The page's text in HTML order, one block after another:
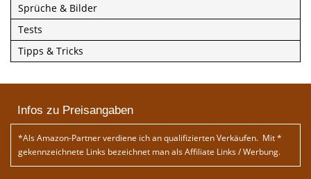
Sprüche & Bilder
Tests
Tipps & Tricks
Infos zu Preisangaben
*Als Amazon-Partner verdiene ich an qualifizierten Verkäufen. Mit *
gekennzeichnete Links bezeichnet man als Affiliate Links / Werbung.